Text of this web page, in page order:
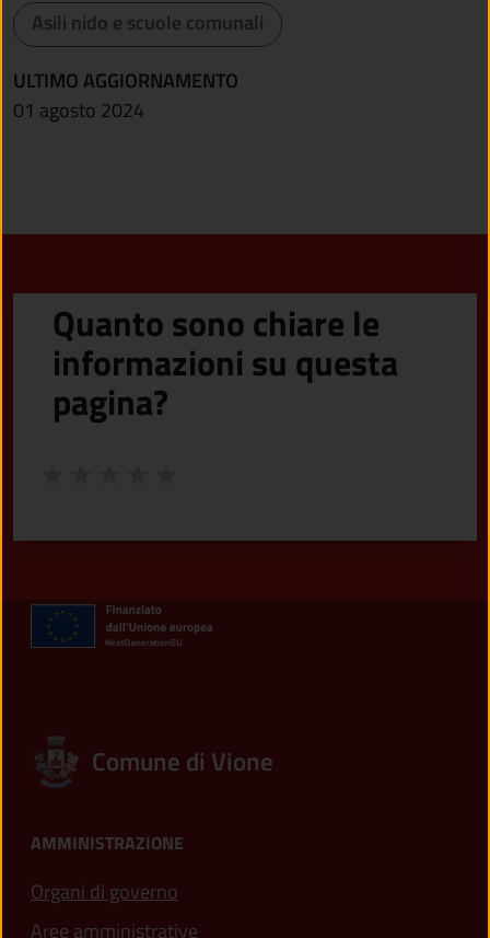
Asili nido e scuole comunali
ULTIMO AGGIORNAMENTO
01 agosto 2024
Quanto sono chiare le
informazioni su questa
pagina?
Comune di Vione
AMMINISTRAZIONE
Organi di governo
Aree amministrative